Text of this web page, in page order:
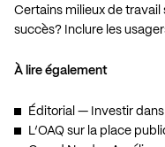
Certains milieux de travail
succès? Inclure les
À lire également
Éditorial — Investir
L’OAQ sur la place